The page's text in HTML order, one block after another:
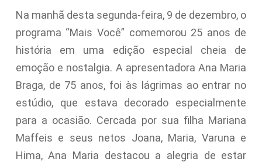
Na manhã desta segunda-feira, 9 de dezembro, o
programa “Mais Você” comemorou 25 anos de
história em uma edição especial cheia de
emoção e nostalgia. A apresentadora Ana Maria
Braga, de 75 anos, foi às lágrimas ao entrar no
estúdio, que estava decorado especialmente
para a ocasião. Cercada por sua filha Mariana
Maffeis e seus netos Joana, Maria, Varuna e
Hima, Ana Maria destacou a alegria de estar